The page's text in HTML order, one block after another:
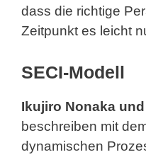
dass die richtige
Zeitpunkt es leicht
SECI-Modell
Ikujiro Nonaka
beschreiben mit
dynamischen